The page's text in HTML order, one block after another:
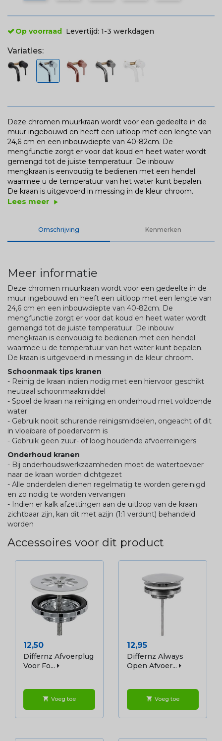
Op voorraad Levertijd: 1-3 werkdagen
Variaties:
Deze chromen muurkraan wordt voor een gedeelte in de
muur ingebouwd en heeft een uitloop met een lengte van
24,6 cm en een inbouwdiepte van 40-82cm. De
mengfunctie zorgt er voor dat koud en heet water wordt
gemengd tot de juiste temperatuur. De inbouw
mengkraan is eenvoudig te bedienen met een hendel
waarmee u de temperatuur van het water kunt bepalen.
De kraan is uitgevoerd in messing in de kleur chroom.
Lees meer play_arrow
Omschrijving Kenmerken
Meer informatie
Deze chromen muurkraan wordt voor een gedeelte in de
muur ingebouwd en heeft een uitloop met een lengte van
24,6 cm en een inbouwdiepte van 40-82cm. De
mengfunctie zorgt er voor dat koud en heet water wordt
gemengd tot de juiste temperatuur. De inbouw
mengkraan is eenvoudig te bedienen met een hendel
waarmee u de temperatuur van het water kunt bepalen.
De kraan is uitgevoerd in messing in de kleur chroom.
Schoonmaak tips kranen
- Reinig de kraan indien nodig met een hiervoor geschikt
neutraal schoonmaakmiddel
- Spoel de kraan na reiniging en onderhoud met voldoende
water
- Gebruik nooit schurende reinigsmiddelen, ongeacht of dit
in vloeibare of poedervorm is
- Gebruik geen zuur- of loog houdende afvoerreinigers
Onderhoud kranen
- Bij onderhoudswerkzaamheden moet de watertoevoer
naar de kraan worden dichtgezet
- Alle onderdelen dienen regelmatig te worden gereinigd
en zo nodig te worden vervangen
- Indien er kalk afzettingen aan de uitloop van de kraan
zichtbaar zijn, kan dit met azijn (1:1 verdunt) behandeld
worden
Accessoires voor dit product
Prijs
12,50
Differnz Afvoerplug
Voor Fo...
shopping_cart Voeg toe
Prijs
12,95
Differnz Always
Open Afvoer...
shopping_cart Voeg toe